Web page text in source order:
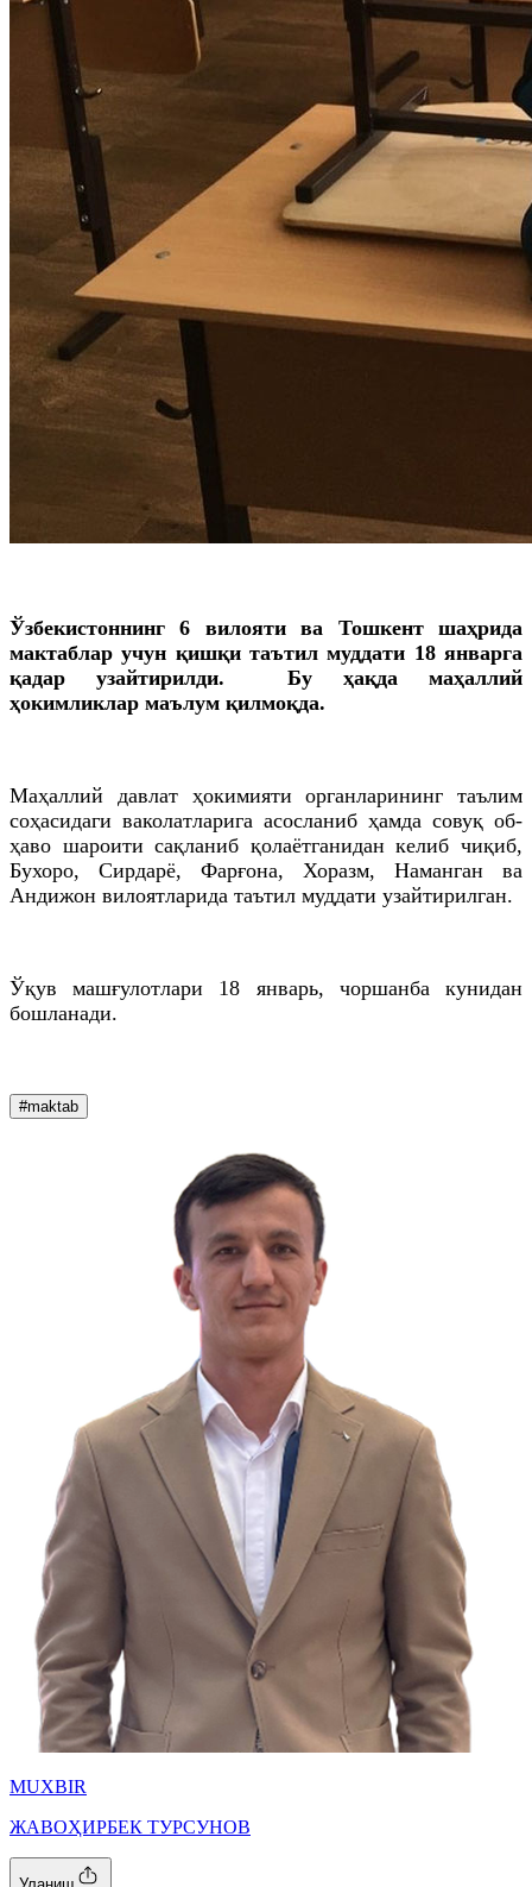
Ўзбекистоннинг 6 вилояти ва Тошкент шаҳрида
мактаблар учун қишқи таътил муддати 18 январга
қадар узайтирилди. Бу ҳақда маҳаллий
ҳокимликлар маълум қилмоқда.
Маҳаллий давлат ҳокимияти органларининг таълим
соҳасидаги ваколатларига асосланиб ҳамда совуқ об-
ҳаво шароити сақланиб қолаётганидан келиб чиқиб,
Бухоро, Сирдарё, Фарғона, Хоразм, Наманган ва
Андижон вилоятларида таътил муддати узайтирилган.
Ўқув машғулотлари 18 январь, чоршанба кунидан
бошланади.
#maktab
MUXBIR
ЖАВОҲИРБЕК ТУРСУНОВ